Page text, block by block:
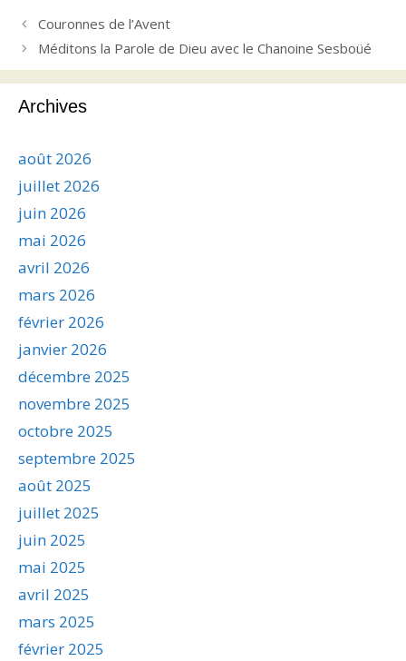
Couronnes de l’Avent
Méditons la Parole de Dieu avec le Chanoine Sesboüé
Archives
août 2026
juillet 2026
juin 2026
mai 2026
avril 2026
mars 2026
février 2026
janvier 2026
décembre 2025
novembre 2025
octobre 2025
septembre 2025
août 2025
juillet 2025
juin 2025
mai 2025
avril 2025
mars 2025
février 2025